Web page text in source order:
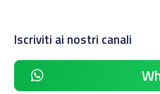
Iscriviti ai nostri canali